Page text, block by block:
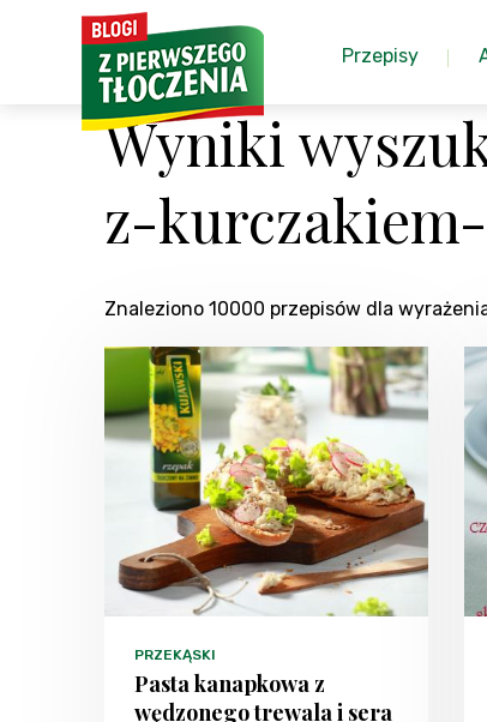
Przepisy
Wyniki
z-
Znaleziono 10000 przepisów dla
PRZEKĄSKI
Pasta kanapkowa z
wędzonego trewala i sera